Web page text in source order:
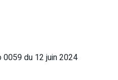
0059 du 12 juin 2024